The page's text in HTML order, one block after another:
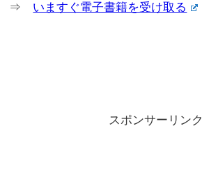
⇒ いますぐ電子書籍を受け取る
スポンサーリンク